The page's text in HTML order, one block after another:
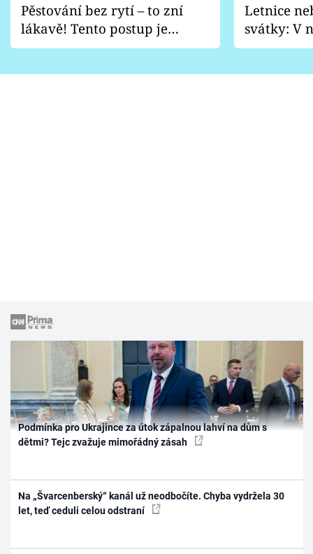
Pěstování bez rytí – to zní
lákavě! Tento postup je
vhodný jen pro některé
Letnice
svátky: V
pondělí
Podmínka pro Ukrajince za útok zápalnou lahví na dům s
dětmi? Tejc zvažuje mimořádný zásah
Na „Švarcenberský“ kanál už neodbočíte. Chyba vydržela 30
let, teď ceduli celou odstraní